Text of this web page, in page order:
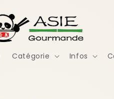
Catégorie Infos